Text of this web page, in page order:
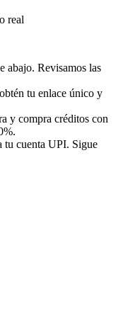
real
abajo. Revisamos las
tu enlace único y
y compra créditos con
tu cuenta UPI. Sigue